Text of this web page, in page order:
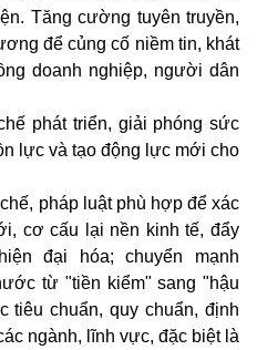
Tăng cường tuyên truyền,
để củng cố niềm tin, khát
doanh nghiệp, người dân
phát triển, giải phóng sức
lực và tạo động lực mới cho
pháp luật phù hợp để xác
cơ cấu lại nền kinh tế, đẩy
đại hóa; chuyển mạnh
từ "tiền kiểm" sang "hậu
tiêu chuẩn, quy chuẩn, định
ngành, lĩnh vực, đặc biệt là